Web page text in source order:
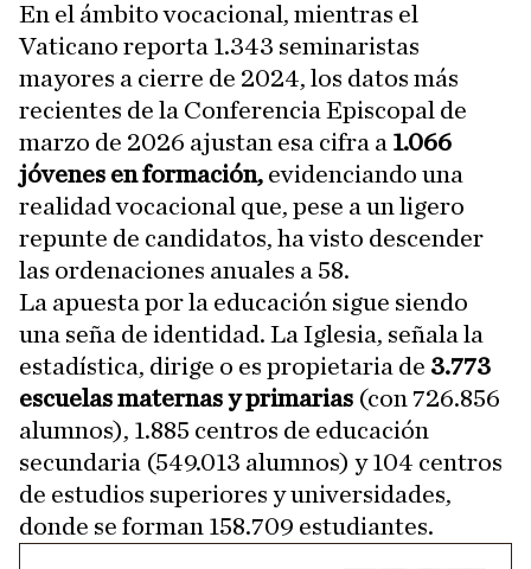
En el ámbito vocacional, mientras el
Vaticano reporta 1.343 seminaristas
mayores a cierre de 2024, los datos más
recientes de la Conferencia Episcopal de
marzo de 2026 ajustan esa cifra a 1.066
jóvenes en formación, evidenciando una
realidad vocacional que, pese a un ligero
repunte de candidatos, ha visto descender
las ordenaciones anuales a 58.
La apuesta por la educación sigue siendo
una seña de identidad. La Iglesia, señala la
estadística, dirige o es propietaria de 3.773
escuelas maternas y primarias (con 726.856
alumnos), 1.885 centros de educación
secundaria (549.013 alumnos) y 104 centros
de estudios superiores y universidades,
donde se forman 158.709 estudiantes.